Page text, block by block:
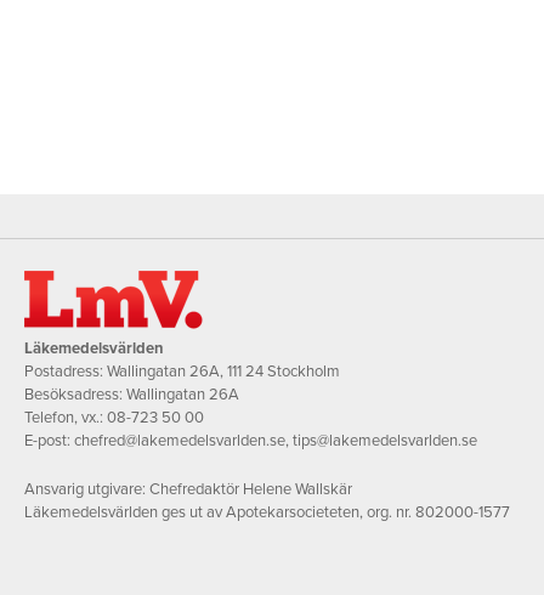
Läkemedelsvärlden
Postadress: Wallingatan 26A, 111 24 Stockholm
Besöksadress: Wallingatan 26A
Telefon, vx.: 08-723 50 00
E-post: chefred@lakemedelsvarlden.se,tips@lakemedelsvarlden.se
Ansvarig utgivare: Chefredaktör Helene Wallskär
Läkemedelsvärlden ges ut av Apotekarsocieteten, org. nr. 802000-1577